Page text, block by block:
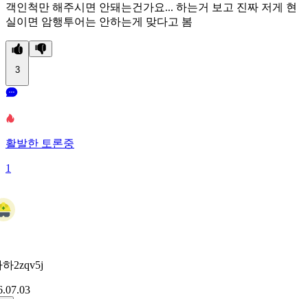
객인척만 해주시면 안돼는건가요... 하는거 보고 진짜 저게 현
실이면 암행투어는 안하는게 맞다고 봄
3
활발한 토론중
1
하2zqv5j